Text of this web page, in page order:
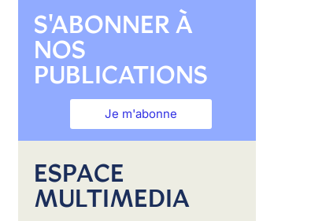
S'ABONNER À
NOS
PUBLICATIONS
Je m'abonne
ESPACE
MULTIMEDIA